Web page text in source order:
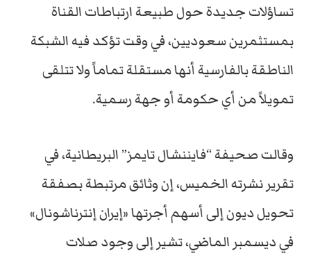
تساؤلات جديدة حول طبيعة ارتباطات القناة
بمستثمرين سعوديين، في وقت تؤكد فيه الشبكة
الناطقة بالفارسية أنها مستقلة تماماً ولا تتلقى
تمويلاً من أي حكومة أو جهة رسمية.
وقالت صحيفة “فايننشال تايمز” البريطانية، في
تقرير نشرته الخميس، إن وثائق مرتبطة بصفقة
تحويل ديون إلى أسهم أجرتها «إيران إنترناشونال»
في ديسمبر الماضي، تشير إلى وجود صلات